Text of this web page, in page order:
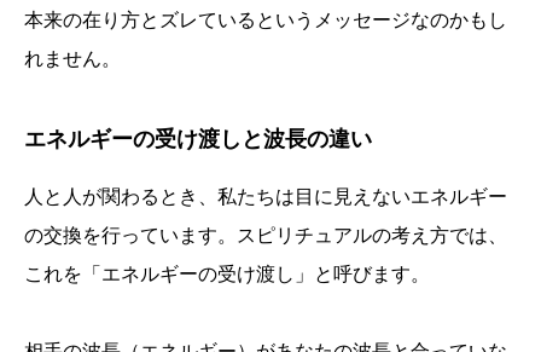
本来の在り方とズレているというメッセージなのかもし
れません。
エネルギーの受け渡しと波長の違い
人と人が関わるとき、私たちは目に見えないエネルギー
の交換を行っています。スピリチュアルの考え方では、
これを「エネルギーの受け渡し」と呼びます。